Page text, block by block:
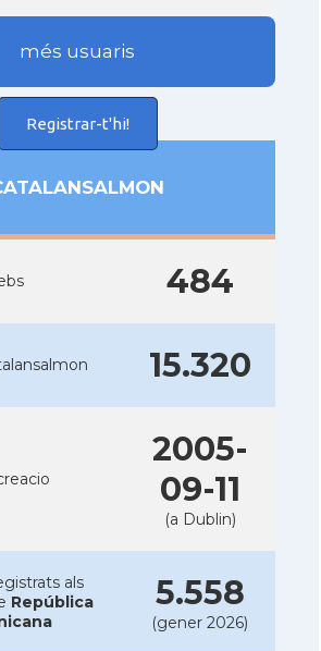
més usuaris
Registrar-t'hi!
484
15.320
2005-
09-11
(a Dublin)
als
República
5.558
(gener 2026)